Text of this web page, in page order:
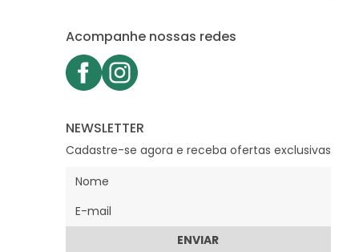
Acompanhe nossas redes
NEWSLETTER
Cadastre-se agora e receba ofertas exclusivas
ENVIAR